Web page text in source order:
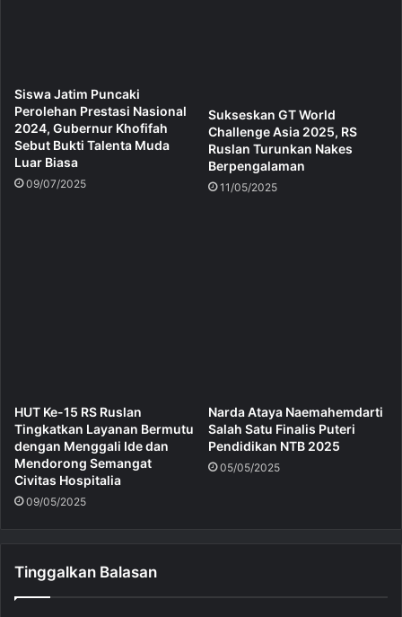
Siswa Jatim Puncaki
Perolehan Prestasi Nasional
2024, Gubernur Khofifah
Sebut Bukti Talenta Muda
Luar Biasa
09/07/2025
Sukseskan GT World
Challenge Asia 2025, RS
Ruslan Turunkan Nakes
Berpengalaman
11/05/2025
HUT Ke-15 RS Ruslan
Tingkatkan Layanan Bermutu
dengan Menggali Ide dan
Mendorong Semangat
Civitas Hospitalia
09/05/2025
Narda Ataya Naemahemdarti
Salah Satu Finalis Puteri
Pendidikan NTB 2025
05/05/2025
Tinggalkan Balasan